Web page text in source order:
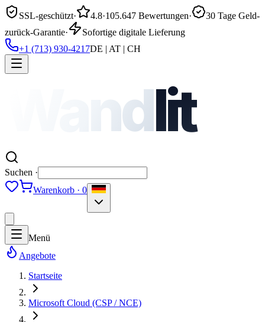
SSL-geschützt· 4.8·105.647 Bewertungen·
30 Tage Geld-
zurück-Garantie·
Sofortige digitale Lieferung
+1 (713) 930-4217DE | AT | CH
Wandlit
Suchen ·
Warenkorb · 0
Menü
Angebote
Startseite
Microsoft Cloud (CSP / NCE)